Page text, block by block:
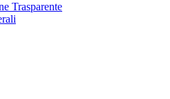
Trasparente